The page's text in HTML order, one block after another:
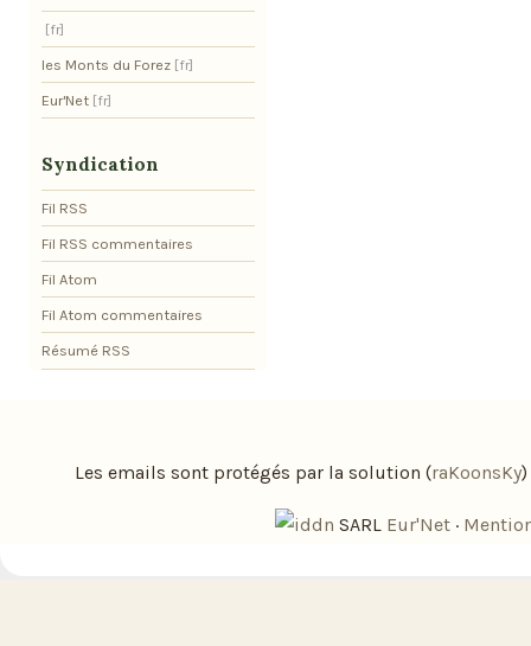
les Monts du Forez
Eur'Net
Syndication
Fil RSS
Fil RSS commentaires
Fil Atom
Fil Atom commentaires
Résumé RSS
Les emails sont protégés par la solution (raKoonsKy)
SARL Eur'Net ·